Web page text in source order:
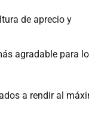
de aprecio y
agradable para
a rendir al